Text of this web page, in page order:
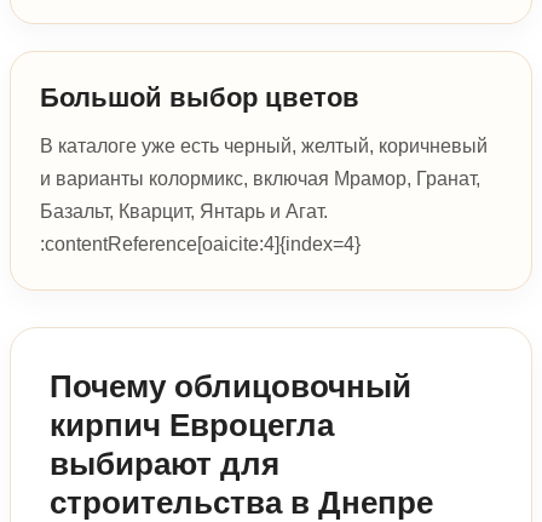
Большой выбор цветов
В каталоге уже есть черный, желтый, коричневый
и варианты колормикс, включая Мрамор, Гранат,
Базальт, Кварцит, Янтарь и Агат.
:contentReference[oaicite:4]{index=4}
Почему облицовочный
кирпич Евроцегла
выбирают для
строительства в Днепре